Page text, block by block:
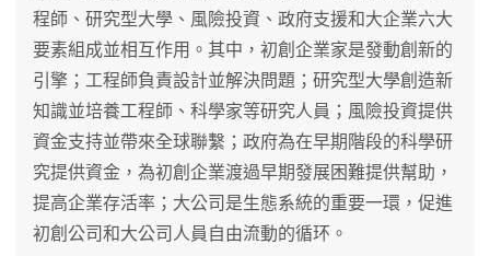
程師、研究型大學、風險投資、政府支援和大企業六大
要素組成並相互作用。其中，初創企業家是發動創新的
引擎；工程師負責設計並解決問題；研究型大學創造新
知識並培養工程師、科學家等研究人員；風險投資提供
資金支持並帶來全球聯繫；政府為在早期階段的科學研
究提供資金，為初創企業渡過早期發展困難提供幫助，
提高企業存活率；大公司是生態系統的重要一環，促進
初創公司和大公司人員自由流動的循环。